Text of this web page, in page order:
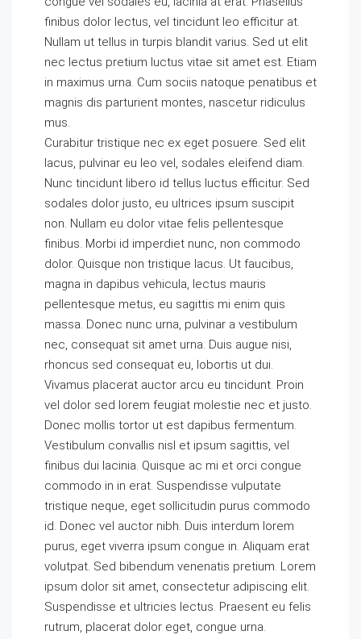
finibus dolor lectus, vel tincidunt leo efficitur at.
Nullam ut tellus in turpis blandit varius. Sed ut elit
nec lectus pretium luctus vitae sit amet est. Etiam
in maximus urna. Cum sociis natoque penatibus et
magnis dis parturient montes, nascetur ridiculus
mus.
Curabitur tristique nec ex eget posuere. Sed elit
lacus, pulvinar eu leo vel, sodales eleifend diam.
Nunc tincidunt libero id tellus luctus efficitur. Sed
sodales dolor justo, eu ultrices ipsum suscipit
non. Nullam eu dolor vitae felis pellentesque
finibus. Morbi id imperdiet nunc, non commodo
dolor. Quisque non tristique lacus. Ut faucibus,
magna in dapibus vehicula, lectus mauris
pellentesque metus, eu sagittis mi enim quis
massa. Donec nunc urna, pulvinar a vestibulum
nec, consequat sit amet urna. Duis augue nisi,
rhoncus sed consequat eu, lobortis ut dui.
Vivamus placerat auctor arcu eu tincidunt. Proin
vel dolor sed lorem feugiat molestie nec et justo.
Donec mollis tortor ut est dapibus fermentum.
Vestibulum convallis nisl et ipsum sagittis, vel
finibus dui lacinia. Quisque ac mi et orci congue
commodo in in erat. Suspendisse vulputate
tristique neque, eget sollicitudin purus commodo
id. Donec vel auctor nibh. Duis interdum lorem
purus, eget viverra ipsum congue in. Aliquam erat
volutpat. Sed bibendum venenatis pretium. Lorem
ipsum dolor sit amet, consectetur adipiscing elit.
Suspendisse et ultricies lectus. Praesent eu felis
rutrum, placerat dolor eget, congue urna.